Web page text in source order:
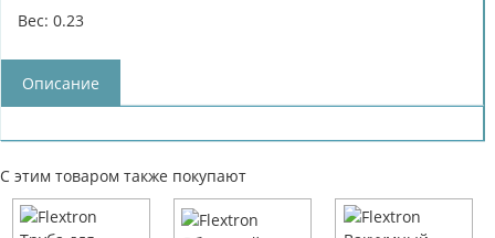
Вес: 0.23
Описание
С этим товаром также покупают